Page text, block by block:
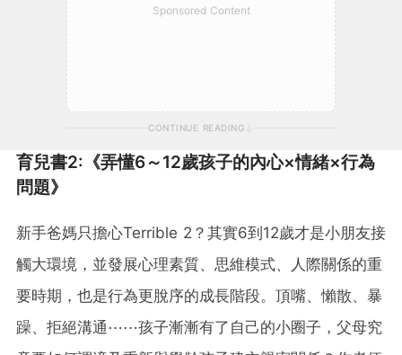
Sponsored Content
CONTINUE READING
育兒書2:《弄懂6～12歲孩子的內心×情緒×行為
問題》
新手爸媽只擔心Terrible 2？其實6到12歲才是小朋友接
觸大環境，並發展心理素質、思維模式、人際關係的重
要時期，也是行為更脫序的成長階段。頂嘴、懶散、暴
躁、拒絕溝通⋯⋯孩子漸漸有了自己的小圈子，父母究